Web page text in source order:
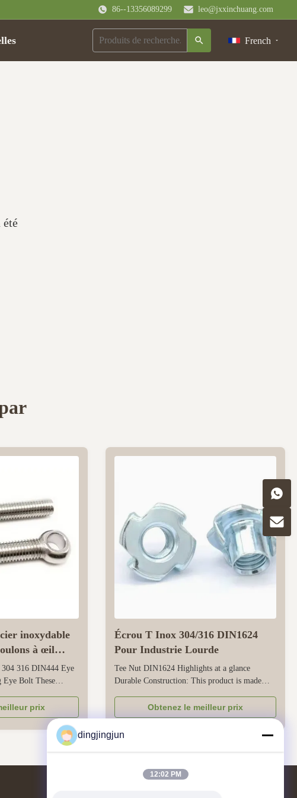
86--13356089299 leo@jxxinchuang.com
French
été
inoxydable
à œil
304 316 DIN444 Eye
Bolt These
and
are made of
which have good
prix
Écrou T Inox 304/316 DIN1624
Pour Industrie Lourde
Tee Nut DIN1624 Highlights at a glance
Durable Construction: This product is made
steel, ensuring a long-lasting and resistant
finish, ideal for heavy industry, mining, water
Obtenez le meilleur prix
dingjingjun
12:02 PM